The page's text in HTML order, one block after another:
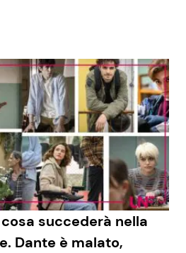
succederà nella
Dante è malato,